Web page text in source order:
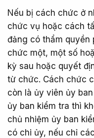
Nếu bị cách chức ở
chức vụ hoặc cách
đảng có thẩm quyền
chức một, một số
kỳ sau hoặc quyết
từ chức. Cách chức
còn là ủy viên ủy
ủy ban kiểm tra thì
chủ nhiệm ủy ban
có chi ủy, nếu chỉ